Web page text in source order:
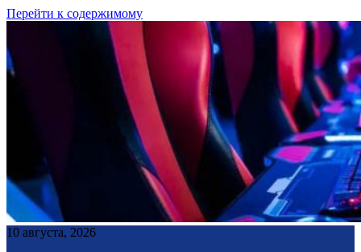
Перейти к содержимому
10 августа, 2026